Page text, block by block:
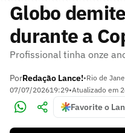
Globo
durante a
Profissional tinha onze
PorRedação Lance!•Rio de
07/07/202619:29•Atualizado em
Favorite o